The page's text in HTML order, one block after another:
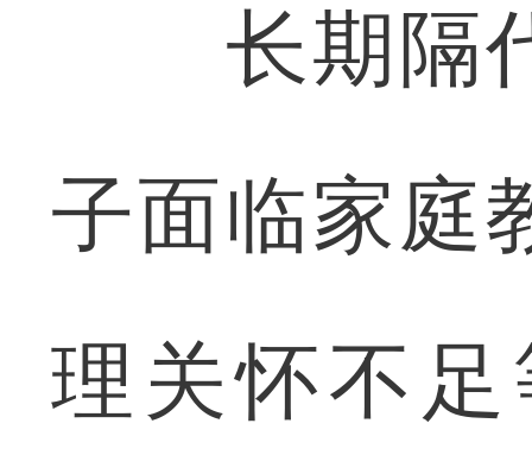
长期隔代
子面临家庭
理关怀不